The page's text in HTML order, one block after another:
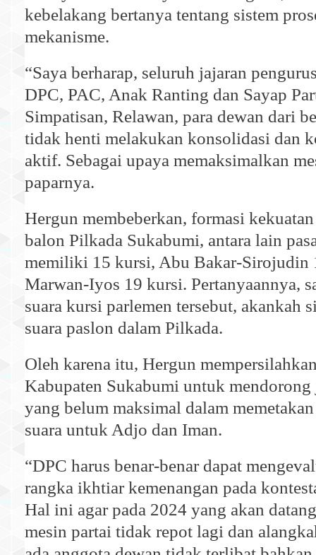
kebelakang bertanya tentang sistem
mekanisme.
“Saya berharap, seluruh jajaran
DPC, PAC, Anak Ranting dan Sayap
Simpatisan, Relawan, para dewan dari
tidak henti melakukan konsolidasi dan
aktif. Sebagai upaya memaksimalkan
paparnya.
Hergun membeberkan, formasi
balon Pilkada Sukabumi, antara lain
memiliki 15 kursi, Abu Bakar-Sirojudin
Marwan-Iyos 19 kursi. Pertanyaannya,
suara kursi parlemen tersebut, akankah
suara paslon dalam Pilkada.
Oleh karena itu, Hergun
Kabupaten Sukabumi untuk mendorong
yang belum maksimal dalam
suara untuk Adjo dan Iman.
“DPC harus benar-benar dapat
rangka ikhtiar kemenangan pada
Hal ini agar pada 2024 yang akan
mesin partai tidak repot lagi dan